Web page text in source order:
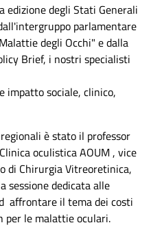
edizione degli Stati Generali
parlamentare
degli Occhi" e dalla
Brief, i nostri specialisti
impatto sociale, clinico,
è stato il professor
oculistica AOUM , vice
di Chirurgia Vitreoretinica,
sessione dedicata alle
affrontare il tema dei costi
per le malattie oculari.